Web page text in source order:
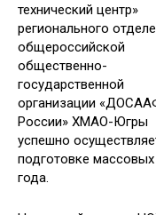
технический центр»
регионального
общероссийской
общественно-
государственной
организации
России» ХМАО-Югры
успешно
подготовке
года.